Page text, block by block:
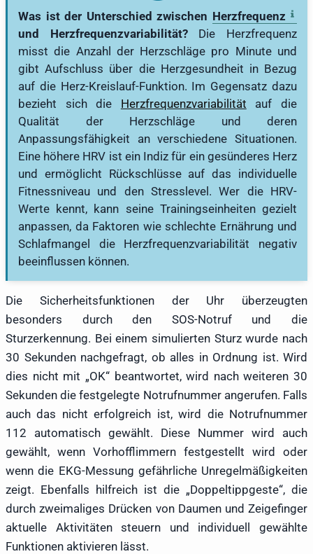
Was ist der Unterschied zwischen Herzfrequenz
und Herzfrequenzvariabilität?Die Herzfrequenz
misst die Anzahl der Herzschläge pro Minute und
gibt Aufschluss über die Herzgesundheit in Bezug
auf die Herz-Kreislauf-Funktion. Im Gegensatz dazu
bezieht sich die Herzfrequenzvariabilität auf die
Qualität der Herzschläge und deren
Anpassungsfähigkeit an verschiedene Situationen.
Eine höhere HRV ist ein Indiz für ein gesünderes Herz
und ermöglicht Rückschlüsse auf das individuelle
Fitnessniveau und den Stresslevel. Wer die HRV-
Werte kennt, kann seine Trainingseinheiten gezielt
anpassen, da Faktoren wie schlechte Ernährung und
Schlafmangel die Herzfrequenzvariabilität negativ
beeinflussen können.
Die Sicherheitsfunktionen der Uhr überzeugten
besonders durch den SOS-Notruf und die
Sturzerkennung. Bei einem simulierten Sturz wurde nach
30 Sekunden nachgefragt, ob alles in Ordnung ist. Wird
dies nicht mit „OK“ beantwortet, wird nach weiteren 30
Sekunden die festgelegte Notrufnummer angerufen. Falls
auch das nicht erfolgreich ist, wird die Notrufnummer
112 automatisch gewählt. Diese Nummer wird auch
gewählt, wenn Vorhofflimmern festgestellt wird oder
wenn die EKG-Messung gefährliche Unregelmäßigkeiten
zeigt. Ebenfalls hilfreich ist die „Doppeltippgeste“, die
durch zweimaliges Drücken von Daumen und Zeigefinger
aktuelle Aktivitäten steuern und individuell gewählte
Funktionen aktivieren lässt.